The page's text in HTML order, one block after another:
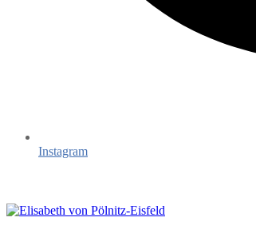
Instagram